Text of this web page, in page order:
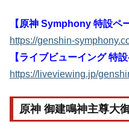
【原神 Symphony 特設ペ
https://genshin-
【ライブビューイング 特設
https://liveviewing.jp/
原神 御建鳴神主尊大